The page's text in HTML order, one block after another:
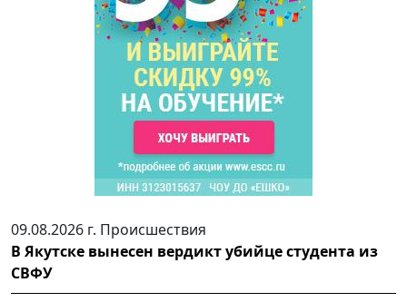
09.08.2026 г. Происшествия
В Якутске вынесен вердикт убийце студента из
СВФУ